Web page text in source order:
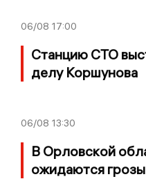
06/08 17:00
Станцию СТО
делу Коршунова
06/08 13:30
В Орловской
ожидаются